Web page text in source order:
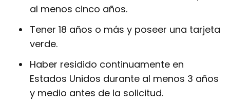
al menos cinco años.
Tener 18 años o más y poseer una tarjeta
verde.
Haber residido continuamente en
Estados Unidos durante al menos 3 años
y medio antes de la solicitud.